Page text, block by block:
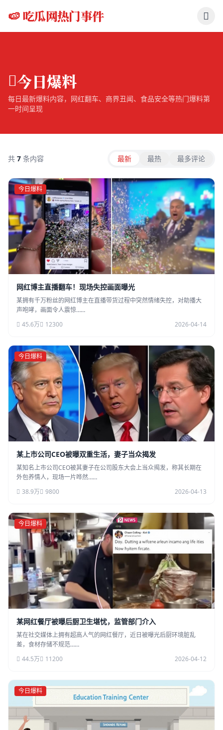
🍉 吃瓜网热门事件
今日爆料
今日爆料
每日最新爆料内容，网红翻车、商界丑闻、食品安全等热门爆料第
一时间呈现
共 7 条内容 最新 最热 最多评论
今日爆料
网红博主直播翻车！现场失控画面曝光
某拥有千万粉丝的网红博主在直播带货过程中突然情绪失控，对助播大
声咆哮，画面令人震惊……
45.6万
12300 2026-04-14
今日爆料
某上市公司CEO被曝双重生活，妻子当众揭发
某知名上市公司CEO被其妻子在公司股东大会上当众揭发，称其长期在
外包养情人，现场一片哗然……
38.9万
9800 2026-04-13
今日爆料
某网红餐厅被曝后厨卫生堪忧，监管部门介入
某在社交媒体上拥有超高人气的网红餐厅，近日被曝光后厨环境脏乱
差，食材存储不规范……
44.5万
11200 2026-04-12
今日爆料